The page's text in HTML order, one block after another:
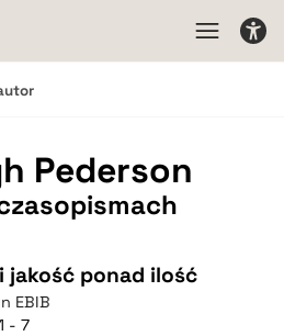
Pederson
jakość ponad ilość
EBIB
- 7